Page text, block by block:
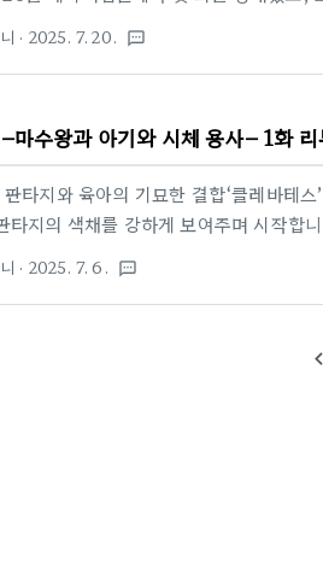
어내면서 출범 첫 달부터 화제성을 확
비스는 LINE WEBTOON을 통해 화
은 ▲시즌 1(1 ~ 115화) ▲시즌 2(116 ~..
· 2025. 7. 20. textsms
마수왕과 아기와 시체 용사– 1화
타지와 육아의 기묘한 결합‘클레바테
타지의 색채를 강하게 보여주며 시작합
청했음에도 전개의 흐름이 깔끔해 몰입
만화(웹툰)이다.2️⃣ 원작 만화 최신 현
)한국(정식 서비스)연재 화수146화
스판 10권MF 코믹스 신장판 8권미출
· 2025. 7. 6. textsms
navigate_before